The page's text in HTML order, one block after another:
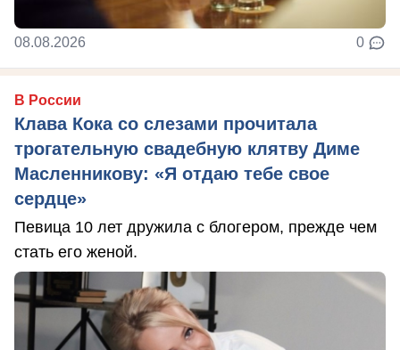
08.08.2026 0
В России
Клава Кока со слезами прочитала
трогательную свадебную клятву Диме
Масленникову: «Я отдаю тебе свое
сердце»
Певица 10 лет дружила с блогером, прежде чем
стать его женой.